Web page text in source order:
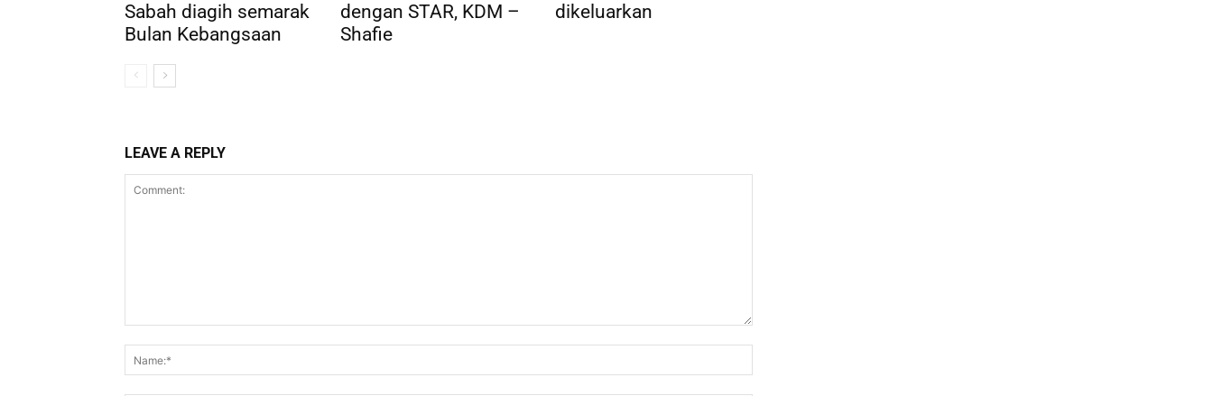
Sabah diagih semarak
Bulan Kebangsaan
dengan STAR, KDM –
Shafie
dikeluarkan
LEAVE A REPLY